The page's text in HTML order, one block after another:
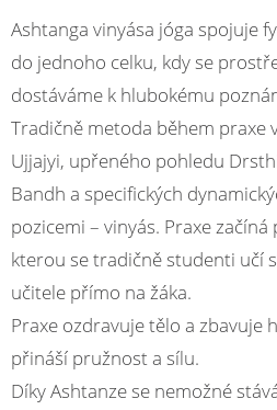
Ashtanga vinyása jóga spojuje
do jednoho celku, kdy se
dostáváme k hlubokému
Tradičně metoda během praxe
Ujjajyi, upřeného pohledu
Bandh a specifických
pozicemi – vinyás. Praxe
kterou se tradičně studenti učí
učitele přímo na žáka.
Praxe ozdravuje tělo a zbavuje
přináší pružnost a sílu.
Díky Ashtanze se nemožné